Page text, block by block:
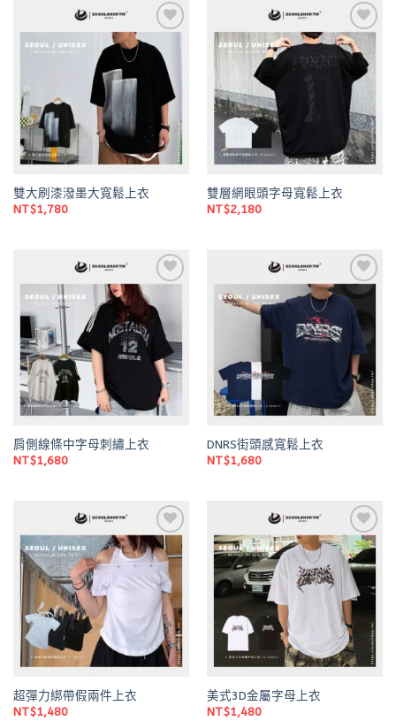
Add to
wishlist
雙大刷漆潑墨大寬鬆上衣
NT$1,780
Add to
wishlist
雙層網眼頭字母寬鬆上衣
NT$2,180
Add to
wishlist
肩側線條中字母刺繡上衣
NT$1,680
Add to
wishlist
DNRS街頭感寬鬆上衣
NT$1,680
Add to
wishlist
超彈力綁帶假兩件上衣
NT$1,480
Add to
wishlist
美式3D金屬字母上衣
NT$1,480